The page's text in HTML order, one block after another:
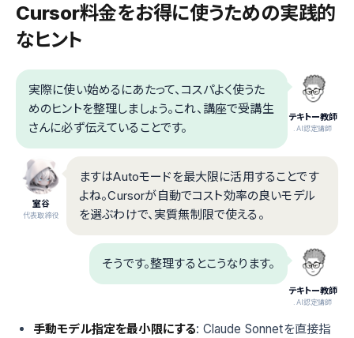
Cursor料金をお得に使うための実践的
なヒント
テキトー教師
.AI認定講師
実際に使い始めるにあたって、コスパよく使うた
めのヒントを整理しましょう。これ、講座で受講生
さんに必ず伝えていることです。
室谷
代表取締役
ますはAutoモードを最大限に活用することです
よね。Cursorが自動でコスト効率の良いモデル
を選ぶわけで、実質無制限で使える。
テキトー教師
.AI認定講師
そうです。整理するとこうなります。
手動モデル指定を最小限にする: Claude Sonnetを直接指